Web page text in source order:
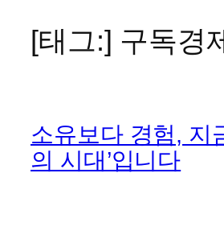
[태그:] 구독경
소유보다 경험, 지
의 시대’입니다